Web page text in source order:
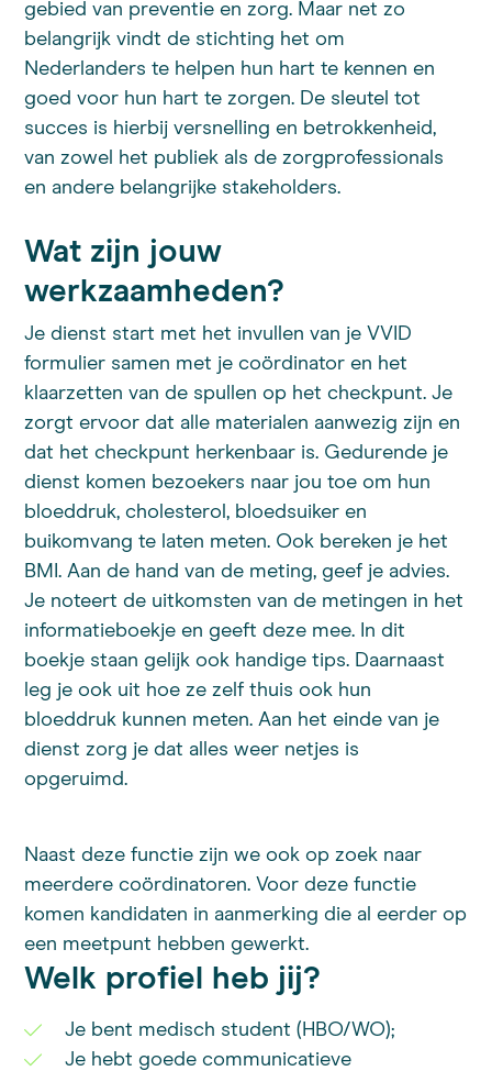
gebied van preventie en zorg. Maar net zo
belangrijk vindt de stichting het om
Nederlanders te helpen hun hart te kennen en
goed voor hun hart te zorgen. De sleutel tot
succes is hierbij versnelling en betrokkenheid,
van zowel het publiek als de zorgprofessionals
en andere belangrijke stakeholders.
Wat zijn jouw
werkzaamheden?
Je dienst start met het invullen van je VVID
formulier samen met je coördinator en het
klaarzetten van de spullen op het checkpunt. Je
zorgt ervoor dat alle materialen aanwezig zijn en
dat het checkpunt herkenbaar is. Gedurende je
dienst komen bezoekers naar jou toe om hun
bloeddruk, cholesterol, bloedsuiker en
buikomvang te laten meten. Ook bereken je het
BMI. Aan de hand van de meting, geef je advies.
Je noteert de uitkomsten van de metingen in het
informatieboekje en geeft deze mee. In dit
boekje staan gelijk ook handige tips. Daarnaast
leg je ook uit hoe ze zelf thuis ook hun
bloeddruk kunnen meten. Aan het einde van je
dienst zorg je dat alles weer netjes is
opgeruimd.
Naast deze functie zijn we ook op zoek naar
meerdere coördinatoren. Voor deze functie
komen kandidaten in aanmerking die al eerder op
een meetpunt hebben gewerkt.
Welk profiel heb jij?
Je bent medisch student (HBO/WO);
Je hebt goede communicatieve